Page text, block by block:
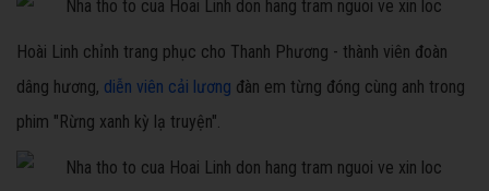
Hoài Linh chỉnh trang phục cho Thanh Phương - thành viên đoàn
dâng hương, diễn viên cải lương đàn em từng đóng cùng anh trong
phim "Rừng xanh kỳ lạ truyện".